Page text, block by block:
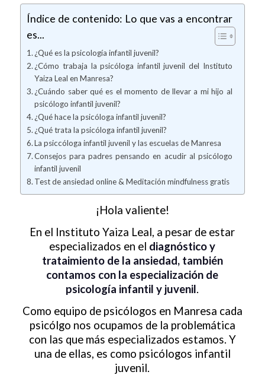
Índice de contenido: Lo que vas a encontrar
es...
¿Qué es la psicología infantil juvenil?
¿Cómo trabaja la psicóloga infantil juvenil del Instituto
Yaiza Leal en Manresa?
¿Cuándo saber qué es el momento de llevar a mi hijo al
psicólogo infantil juvenil?
¿Qué hace la psicóloga infantil juvenil?
¿Qué trata la psicóloga infantil juvenil?
La psiccóloga infantil juvenil y las escuelas de Manresa
Consejos para padres pensando en acudir al psicólogo
infantil juvenil
Test de ansiedad online & Meditación mindfulness gratis
¡Hola valiente!
En el Instituto Yaiza Leal, a pesar de estar
especializados en el diagnóstico y
trataimiento de la ansiedad, también
contamos con la especialización de
psicología infantil y juvenil.
Como equipo de psicólogos en Manresa cada
psicólgo nos ocupamos de la problemática
con las que más especializados estamos. Y
una de ellas, es como psicólogos infantil
juvenil.